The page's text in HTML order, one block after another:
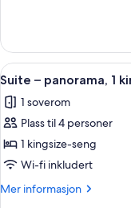
seng,
sjøutsikt
–
deluxe,
1
seng,
sjøutsikt
Åpne
alle
bildene
av
Suite
–
panorama,
3
Suite – panorama, 1
1 soverom
Plass til 4 personer
1 kingsize-seng
Wi-fi inkludert
Mer informasjon
Mer